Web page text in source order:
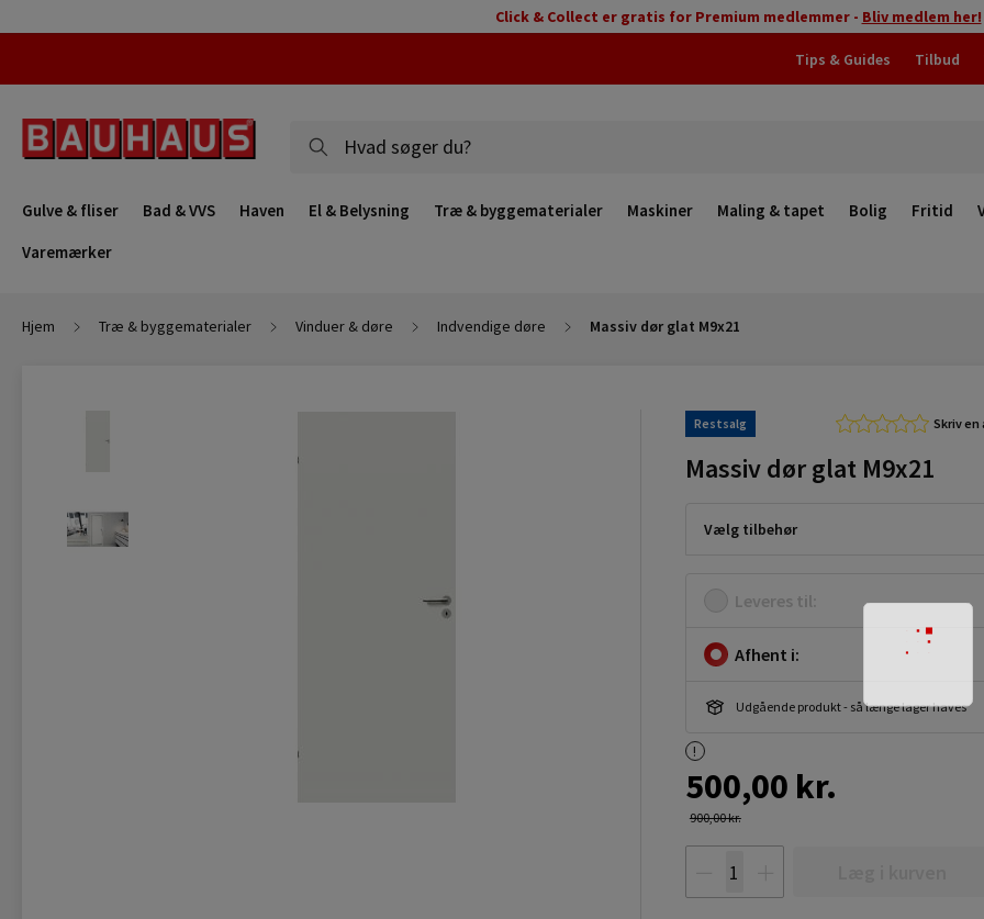
Click & Collect er gratis for Premium medlemmer - Bliv medlem her!
Tips & Guides Tilbud
Gulve & fliser Bad & VVS Haven El & Belysning Træ & byggematerialer Maskiner Maling & tapet Bolig Fritid
Varemærker
Hjem Træ & byggematerialer Vinduer & døre Indvendige døre Massiv dør glat M9x21
Restsalg Skriv
Massiv dør glat M9x21
Vælg tilbehør
Leveres til:
Afhent i:
Udgående produkt - så længe lager haves
500,00 kr.
900,00 kr.